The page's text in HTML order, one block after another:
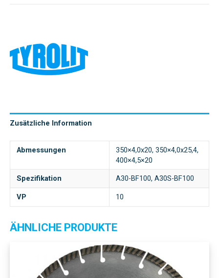
Zusätzliche Information
Abmessungen
350×4,0x20, 350×4,0x25,4,
400×4,5×20
Spezifikation A30-BF100, A30S-BF100
VP 10
ÄHNLICHE PRODUKTE